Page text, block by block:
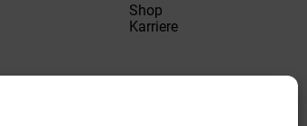
Shop
Karriere